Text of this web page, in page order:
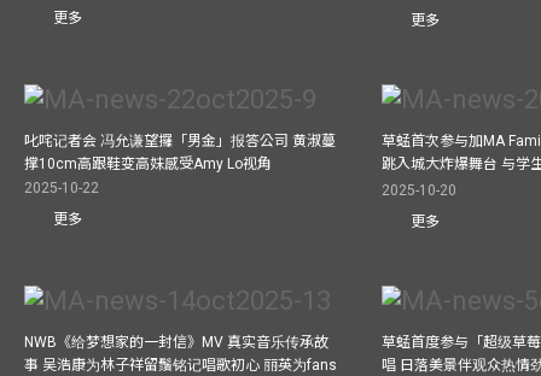
更多
更多
叱咤记者会 冯允谦望攞「男金」报答公司 黄淑蔓
撑10cm高跟鞋变高妹感受Amy Lo视角
2025-10-22
更多
草蜢首次参与加MA
跳入城大炸爆舞台 与学
2025-10-20
更多
NWB《给梦想家的一封信》MV 真实音乐传承故
事 吴浩康为林子祥留鬚铭记唱歌初心 丽英为fans
草蜢首度参与「超级草
唱 日落美景伴观众热情